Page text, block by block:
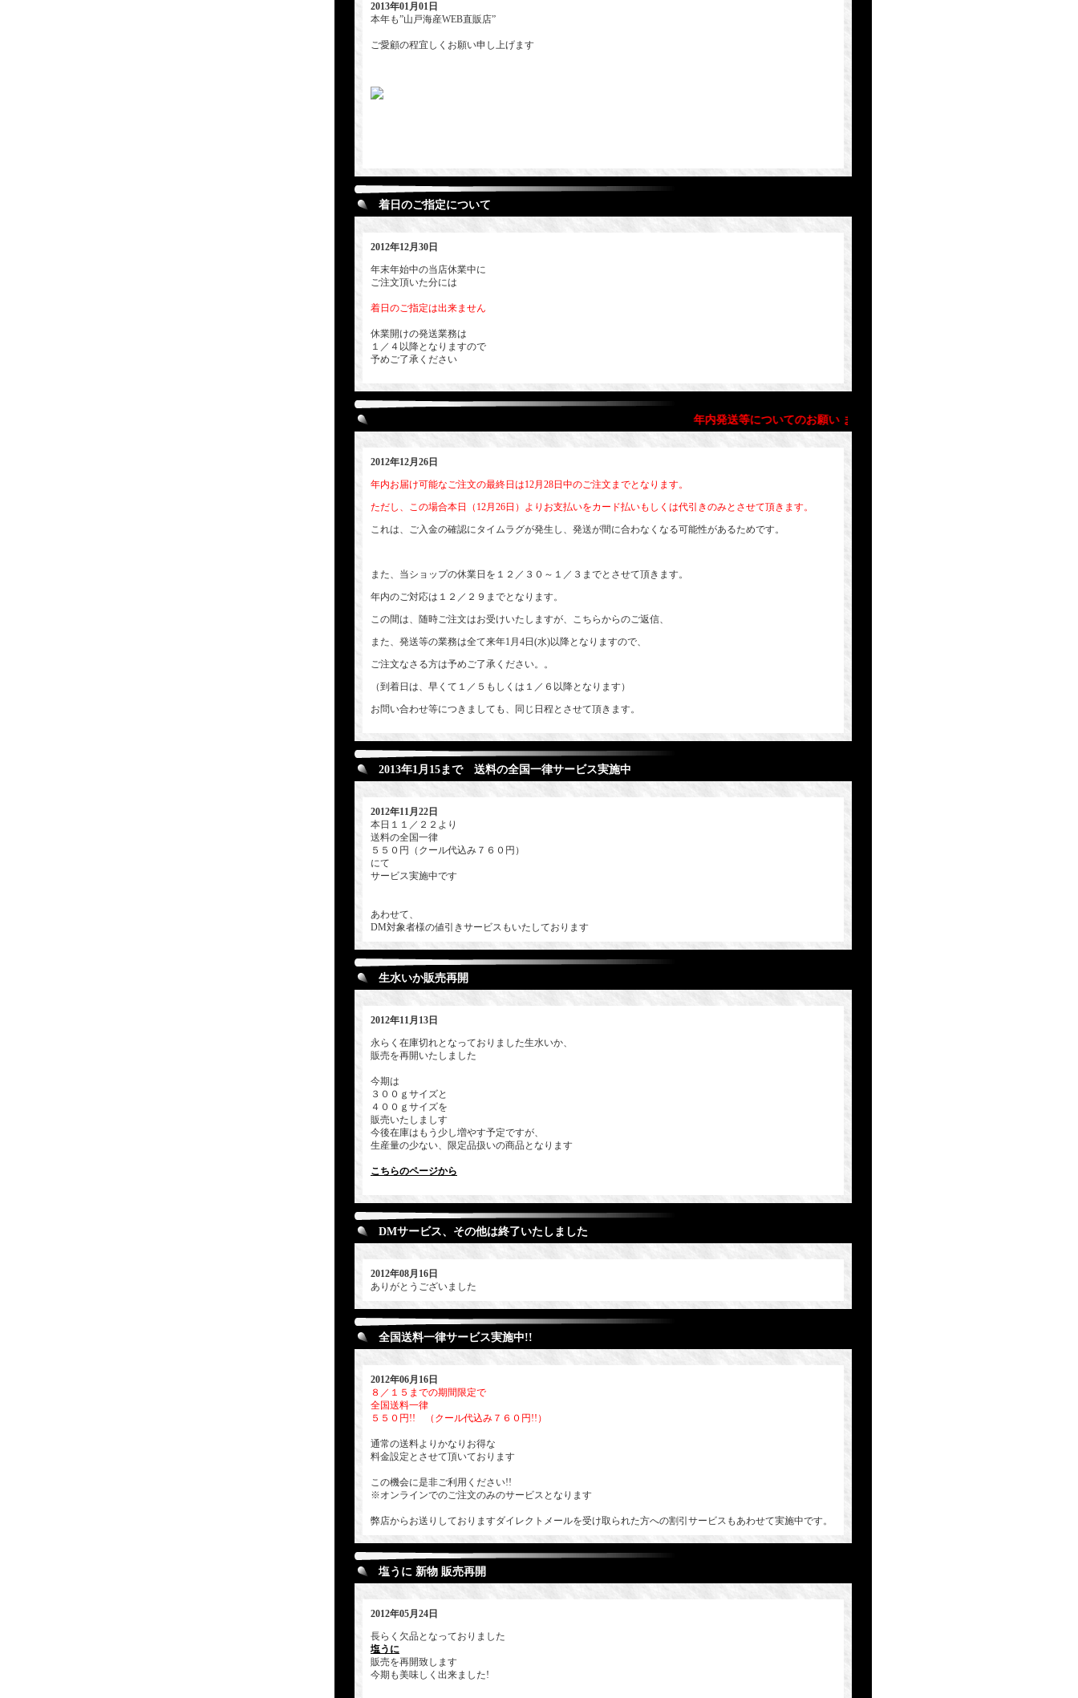
2013年01月01日
本年も”山戸海産WEB直販店”
ご愛顧の程宜しくお願い申し上げます
着日のご指定について
2012年12月30日
年末年始中の当店休業中に
ご注文頂いた分には
着日のご指定は出来ません
休業開けの発送業務は
１／４以降となりますので
予めご了承ください
年内発送等についてのお願い また 年末年始の営業について
2012年12月26日
年内お届け可能なご注文の最終日は12月28日中のご注文までとなります。
ただし、この場合本日（12月26日）よりお支払いをカード払いもしくは代引きのみとさせて頂きます。
これは、ご入金の確認にタイムラグが発生し、発送が間に合わなくなる可能性があるためです。
また、当ショップの休業日を１２／３０～１／３までとさせて頂きます。
年内のご対応は１２／２９までとなります。
この間は、随時ご注文はお受けいたしますが、こちらからのご返信、
また、発送等の業務は全て来年1月4日(水)以降となりますので、
ご注文なさる方は予めご了承ください。。
（到着日は、早くて１／５もしくは１／６以降となります）
お問い合わせ等につきましても、同じ日程とさせて頂きます。
2013年1月15まで 送料の全国一律サービス実施中
2012年11月22日
本日１１／２２より
送料の全国一律
５５０円（クール代込み７６０円）
にて
サービス実施中です
あわせて、
DM対象者様の値引きサービスもいたしております
生水いか販売再開
2012年11月13日
永らく在庫切れとなっておりました生水いか、
販売を再開いたしました
今期は
３００ｇサイズと
４００ｇサイズを
販売いたしましす
今後在庫はもう少し増やす予定ですが、
生産量の少ない、限定品扱いの商品となります
こちらのページから
DMサービス、その他は終了いたしました
2012年08月16日
ありがとうございました
全国送料一律サービス実施中!!
2012年06月16日
８／１５までの期間限定で
全国送料一律
５５０円!! （クール代込み７６０円!!）
通常の送料よりかなりお得な
料金設定とさせて頂いております
この機会に是非ご利用ください!!
※オンラインでのご注文のみのサービスとなります
弊店からお送りしておりますダイレクトメールを受け取られた方への割引サービスもあわせて実施中です。
塩うに 新物 販売再開
2012年05月24日
長らく欠品となっておりました
塩うに
販売を再開致します
今期も美味しく出来ました!